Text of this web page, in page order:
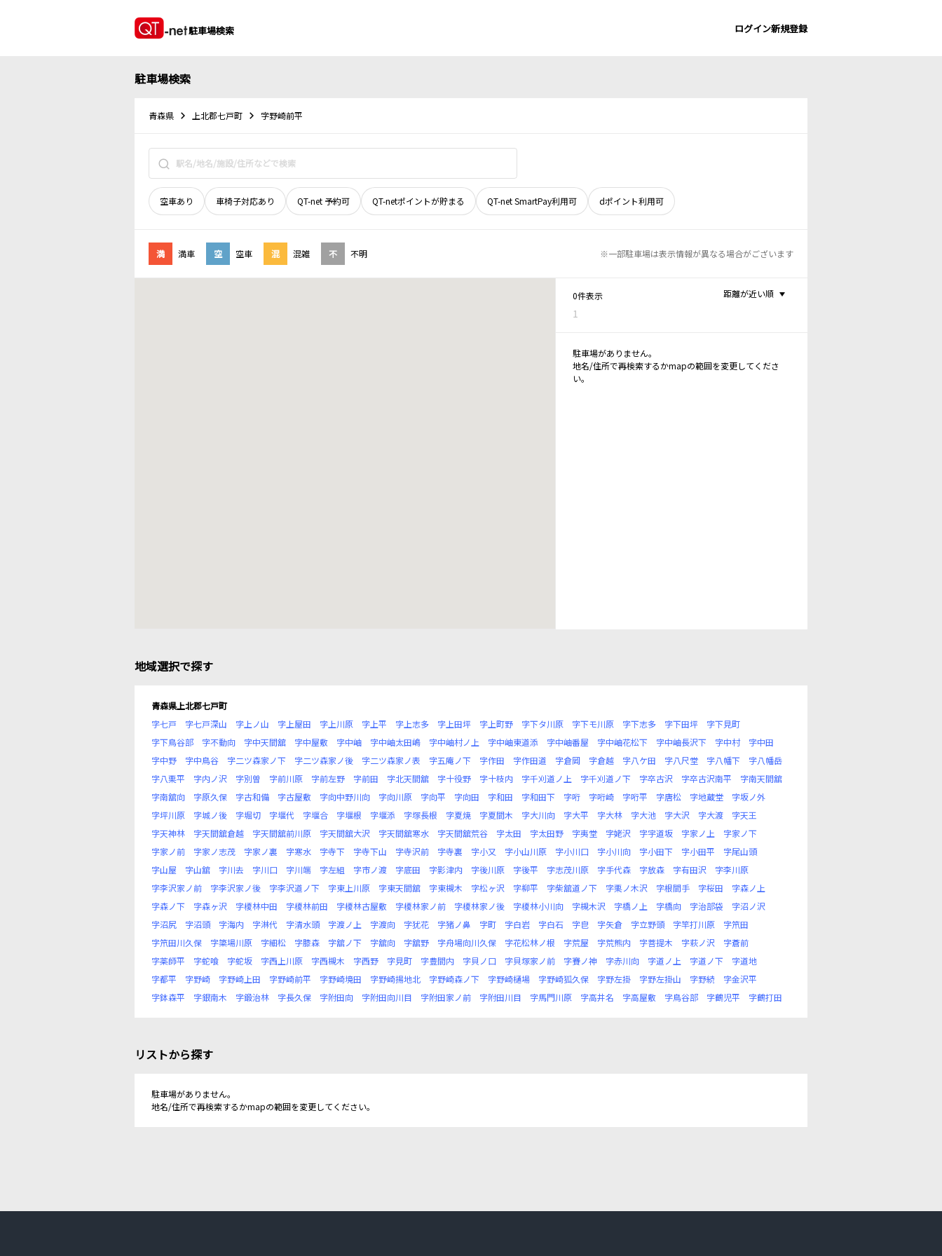
駐車場検索 ログイン新規登録
駐車場検索
青森県 上北郡七戸町 字野崎前平
空車あり 車椅子対応あり QT-net 予約可 QT-netポイントが貯まる QT-net SmartPay利用可 dポイント利用可
満 満車 空 空車 混 混雑 不 不明 ※一部駐車場は表示情報が異なる場合がございます
0件表示
1
距離が近い順
駐車場がありません。
地名/住所で再検索するかmapの範囲を変更してくださ
い。
地域選択で探す
青森県上北郡七戸町
字七戸
字七戸深山 字上ノ山 字上屋田 字上川原 字上平 字上志多 字上田坪 字上町野 字下タ川原 字下モ川原 字下志多 字下田坪
字下見町
字下鳥谷部
字不動向 字中天間舘 字中屋敷 字中岫 字中岫太田嶋 字中岫村ノ上 字中岫東道添 字中岫番屋 字中岫花松下 字中岫長沢下 字中村
字中田
字中野
字中鳥谷 字二ツ森家ノ下 字二ツ森家ノ後 字二ツ森家ノ表 字五庵ノ下 字作田 字作田道 字倉岡 字倉越 字八ケ田 字八尺堂 字八幡下
字八幡岳
字八栗平
字内ノ沢 字別曽 字前川原 字前左野 字前田 字北天間舘 字十役野 字十枝内 字千刈道ノ上 字千刈道ノ下 字卒古沢 字卒古沢南平
字南天間舘
字南舘向
字原久保 字古和備 字古屋敷 字向中野川向 字向川原 字向平 字向田 字和田 字和田下 字哘 字哘崎 字哘平 字唐松 字地蔵堂
字坂ノ外
字坪川原
字城ノ後 字堀切 字堰代 字堰合 字堰根 字堰添 字塚長根 字夏焼 字夏間木 字大川向 字大平 字大林 字大池 字大沢 字大渡
字天王
字天神林
字天間舘倉越 字天間舘前川原 字天間舘大沢 字天間舘寒水 字天間舘荒谷 字太田 字太田野 字夷堂 字姥沢 字宇道坂 字家ノ上
字家ノ下
字家ノ前
字家ノ志茂 字家ノ裏 字寒水 字寺下 字寺下山 字寺沢前 字寺裏 字小又 字小山川原 字小川口 字小川向 字小田下 字小田平
字尾山頭
字山屋
字山舘 字川去 字川口 字川端 字左組 字市ノ渡 字底田 字影津内 字後川原 字後平 字志茂川原 字手代森 字放森 字有田沢
字李川原
字李沢家ノ前
字李沢家ノ後 字李沢道ノ下 字東上川原 字東天間舘 字東槻木 字松ヶ沢 字柳平 字柴舘道ノ下 字栗ノ木沢 字根間手 字桜田
字森ノ上
字森ノ下
字森ヶ沢 字榎林中田 字榎林前田 字榎林古屋敷 字榎林家ノ前 字榎林家ノ後 字榎林小川向 字槻木沢 字橋ノ上 字橋向 字治部袋
字沼ノ沢
字沼尻
字沼頭 字海内 字淋代 字清水頭 字渡ノ上 字渡向 字犹花 字猪ノ鼻 字町 字白岩 字白石 字皀 字矢倉 字立野頭 字竿打川原
字笊田
字笊田川久保
字簗場川原 字細松 字膝森 字舘ノ下 字舘向 字舘野 字舟場向川久保 字花松林ノ根 字荒屋 字荒熊内 字菩提木 字萩ノ沢
字蒼前
字薬師平
字蛇喰 字蛇坂 字西上川原 字西槻木 字西野 字見町 字豊間内 字貝ノ口 字貝塚家ノ前 字賽ノ神 字赤川向 字道ノ上 字道ノ下
字道地
字都平
字野崎 字野崎上田 字野崎前平 字野崎境田 字野崎揚地北 字野崎森ノ下 字野崎樋場 字野崎狐久保 字野左掛 字野左掛山 字野続
字金沢平
字鉢森平
字銀南木 字鍛治林 字長久保 字附田向 字附田向川目 字附田家ノ前 字附田川目 字馬門川原 字高井名 字高屋敷 字鳥谷部 字鶴児平 字鶴打田
リストから探す
駐車場がありません。
地名/住所で再検索するかmapの範囲を変更してください。